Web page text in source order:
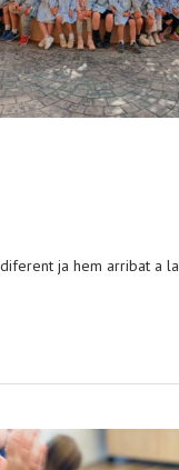
diferent ja hem arribat a